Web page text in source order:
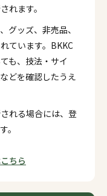
れます。
グッズ、非売品、
ています。BKKC
も、技法・サイ
どを確認したうえ
れる場合には、登
。
ちら